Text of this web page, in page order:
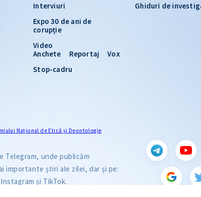
Ghiduri de
Interviuri
Expo 30 de ani de
corupție
Video
Anchete
Reportaj
Vox
Stop-cadru
Naţional de Etică și Deontologie
Telegram, unde publicăm
importante știri ale zilei, dar și pe:
și TikTok.